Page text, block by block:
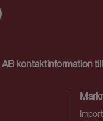
kontaktinformation